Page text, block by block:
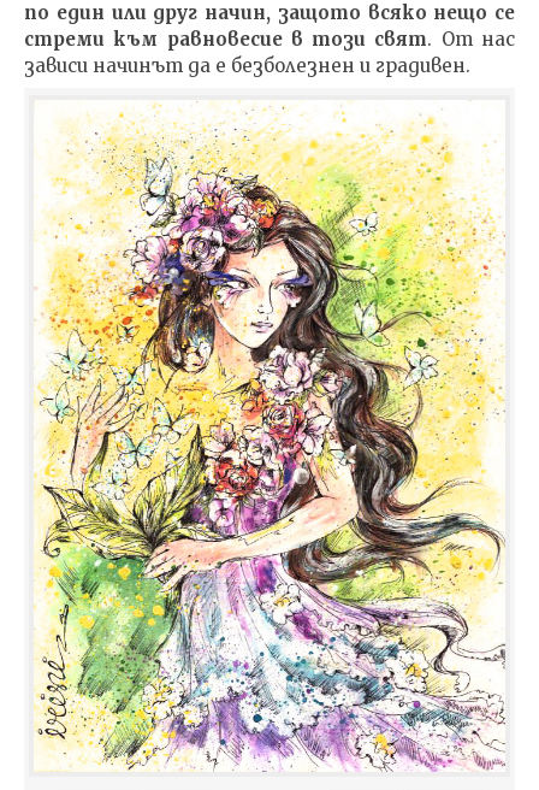
по един или друг начин, защото всяко нещо се
стреми към равновесие в този свят. От нас
зависи начинът да е безболезнен и градивен.